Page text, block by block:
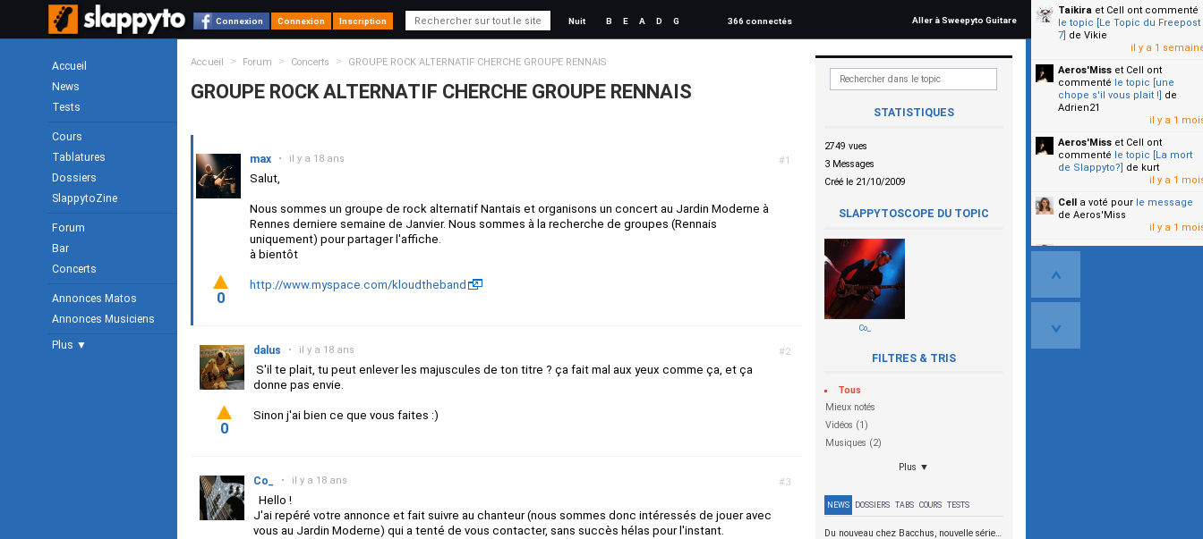
Connexion Connexion Inscription Nuit B E A D G 366 connectés Aller à Sweepyto Guitare
Accueil
News
Tests
Cours
Tablatures
Dossiers
SlappytoZine
Forum
Bar
Concerts
Annonces Matos
Annonces Musiciens
Plus ▼
Accueil > Forum > Concerts > GROUPE ROCK ALTERNATIF CHERCHE GROUPE RENNAIS
GROUPE ROCK ALTERNATIF CHERCHE GROUPE RENNAIS
STATISTIQUES
2749 vues
3 Messages
Créé le 21/10/2009
SLAPPYTOSCOPE DU TOPIC
Co_
FILTRES & TRIS
Tous
Mieux notés
Vidéos (1)
Musiques (2)
Plus ▼
NEWS DOSSIERS TABS COURS TESTS
Du nouveau chez Bacchus, nouvelle série SCD
#1
max • il y a 18 ans
Salut,
Nous sommes un groupe de rock alternatif Nantais et organisons un concert au Jardin Moderne à
Rennes derniere semaine de Janvier. Nous sommes à la recherche de groupes (Rennais
uniquement) pour partager l'affiche.
à bientôt
http://www.myspace.com/kloudtheband
0
#2
dalus • il y a 18 ans
S'il te plait, tu peut enlever les majuscules de ton titre ? ça fait mal aux yeux comme ça, et ça
donne pas envie.
Sinon j'ai bien ce que vous faites :)
0
#3
Co_ • il y a 18 ans
Hello !
J'ai repéré votre annonce et fait suivre au chanteur (nous sommes donc intéressés de jouer avec
vous au Jardin Moderne) qui a tenté de vous contacter, sans succès hélas pour l'instant.
Taikira et Cell ont commenté
le topic [Le Topic du Freepost
7] de Vikie
il y a 1
Aeros'Miss et Cell ont
commenté le topic [une
chope s'il vous plait !] de
Adrien21
il y a 1
Aeros'Miss et Cell ont
commenté le topic [La mort
de Slappyto?] de kurt
il y a 1
Cell a voté pour le message
de Aeros'Miss
il y a 1
Cella voté pourle message